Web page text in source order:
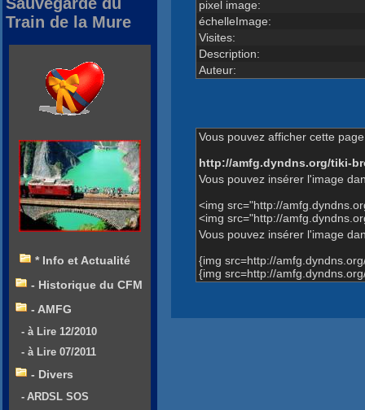
pixel image:
échelleImage:
Visites:
Description:
Auteur:
Vous pouvez afficher cette
http://amfg.dyndns.org/tiki-
Vous pouvez insérer l'image
<img src="http://
<img src="http://
Vous pouvez insérer l'image
{img src=http://
{img src=http://
Sauvegarde du
Train de la Mure
* Info et Actualité
- Historique du CFM
- AMFG
- à Lire 12/2010
- à Lire 07/2011
- Divers
- ARDSL SOS